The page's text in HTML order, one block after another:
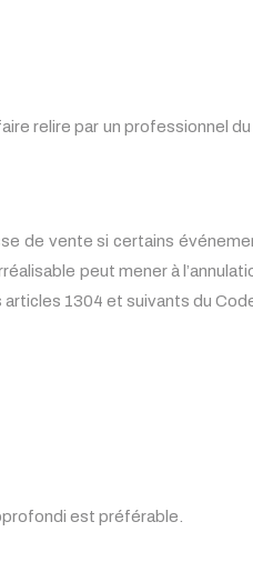
relire par un professionnel
de vente si certains
peut mener à
1304 et suivants du
est préférable.